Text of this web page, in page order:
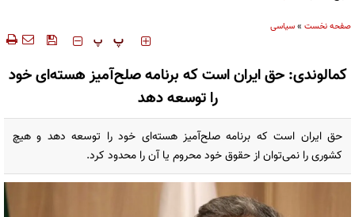
صفحه نخست »سیاسی
‍‍‍ پ پ
کمالوندی: حق ایران است که برنامه صلح‌آمیز هسته‌ای خود
را توسعه دهد
حق ایران است که برنامه صلح‌آمیز هسته‌ای خود را توسعه دهد و هیچ
کشوری را نمی‌توان از حقوق خود محروم یا آن را محدود کرد.